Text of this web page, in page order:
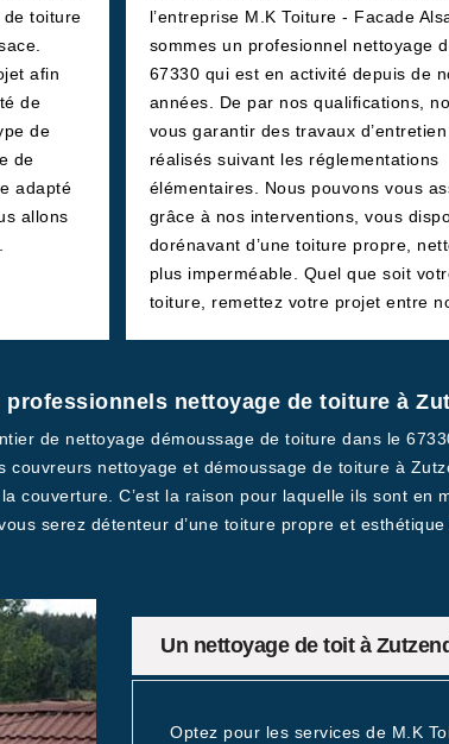
toiture
afin
de
de
de
adapté
allons
l’entreprise M.K Toiture - Facade
sommes un profesionnel nettoyage
67330 qui est en activité depuis de
années. De par nos qualifications,
vous garantir des travaux
réalisés suivant les réglementations
élémentaires. Nous pouvons vous
grâce à nos interventions, vous
dorénavant d’une toiture propre,
plus imperméable. Quel que soit
toiture, remettez votre projet entre
nettoyage de toiture à
de nettoyage démoussage de toiture dans le
couvreurs nettoyage et démoussage de toiture à
couverture. C’est la raison pour laquelle ils sont en
serez détenteur d’une toiture propre et esthétique
Un nettoyage de toit à
Optez pour les services de M.K